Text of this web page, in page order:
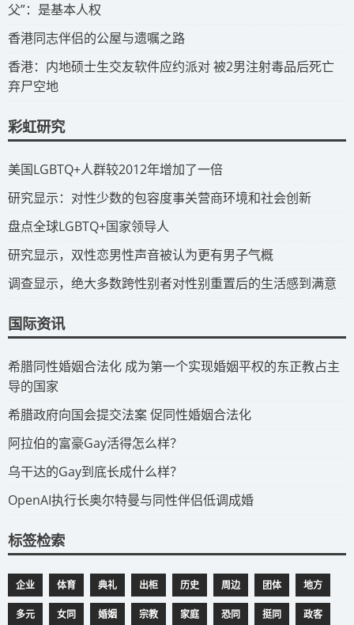
父”：是基本人权
​香港同志伴侣的公屋与遗嘱之路
​香港：内地硕士生交友软件应约派对 被2男注射毒品后死亡
弃尸空地
彩虹研究
​美国LGBTQ+人群较2012年增加了一倍
​研究显示：对性少数的包容度事关营商环境和社会创新
​盘点全球LGBTQ+国家领导人
研究显示，双性恋男性声音被认为更有男子气概
调查显示，绝大多数跨性别者对性别重置后的生活感到满意
国际资讯
​希腊同性婚姻合法化 成为第一个实现婚姻平权的东正教占主
导的国家
​希腊政府向国会提交法案 促同性婚姻合法化
​阿拉伯的富豪Gay活得怎么样？
​乌干达的Gay到底长成什么样？
​OpenAI执行长奥尔特曼与同性伴侣低调成婚
标签检索
企业 体育 典礼 出柜 历史 周边 团体 地方
多元 女同 婚姻 宗教 家庭 恐同 挺同 政客